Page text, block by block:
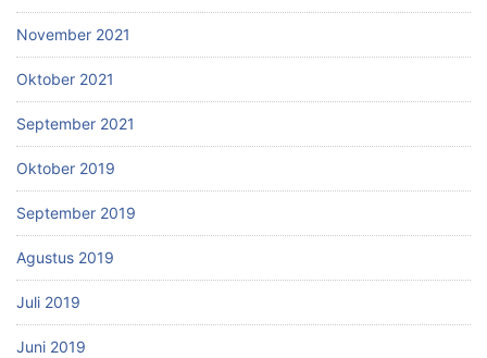
November 2021
Oktober 2021
September 2021
Oktober 2019
September 2019
Agustus 2019
Juli 2019
Juni 2019